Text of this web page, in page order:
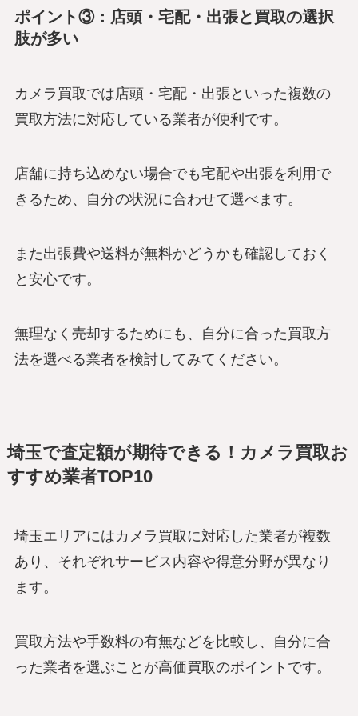
ポイント③：店頭・宅配・出張と買取の選択
肢が多い
カメラ買取では店頭・宅配・出張といった複数の
買取方法に対応している業者が便利です。
店舗に持ち込めない場合でも宅配や出張を利用で
きるため、自分の状況に合わせて選べます。
また出張費や送料が無料かどうかも確認しておく
と安心です。
無理なく売却するためにも、自分に合った買取方
法を選べる業者を検討してみてください。
埼玉で査定額が期待できる！カメラ買取お
すすめ業者TOP10
埼玉エリアにはカメラ買取に対応した業者が複数
あり、それぞれサービス内容や得意分野が異なり
ます。
買取方法や手数料の有無などを比較し、自分に合
った業者を選ぶことが高価買取のポイントです。